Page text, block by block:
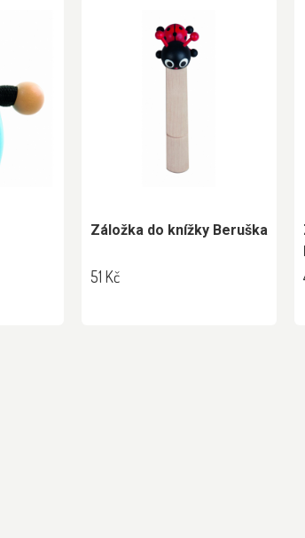
Záložka do knížky Beruška
51 Kč